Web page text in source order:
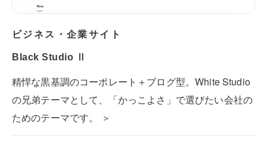
ビジネス・企業サイト
Black Studio Ⅱ
精悍な黒基調のコーポレート＋ブログ型。White Studio
の兄弟テーマとして、「かっこよさ」で選びたい会社の
ためのテーマです。 ＞